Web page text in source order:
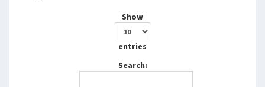
Show
entries
Search: